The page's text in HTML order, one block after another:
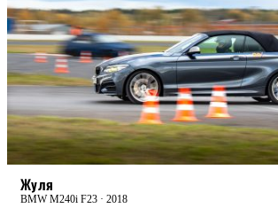
Жуля
BMW M240i F23 · 2018